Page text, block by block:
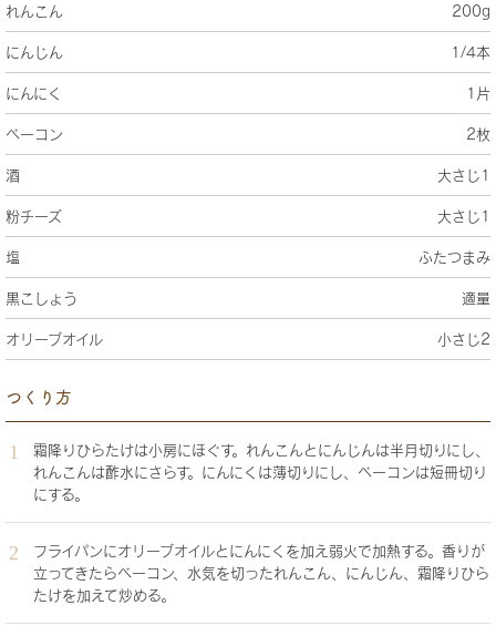
れんこん 200g
にんじん 1/4本
にんにく 1片
ベーコン 2枚
酒 大さじ1
粉チーズ 大さじ1
塩 ふたつまみ
黒こしょう 適量
オリーブオイル 小さじ2
つくり方
霜降りひらたけは小房にほぐす。れんこんとにんじんは半月切りにし、
れんこんは酢水にさらす。にんにくは薄切りにし、ベーコンは短冊切り
にする。
フライパンにオリーブオイルとにんにくを加え弱火で加熱する。香りが
立ってきたらベーコン、水気を切ったれんこん、にんじん、霜降りひら
たけを加えて炒める。